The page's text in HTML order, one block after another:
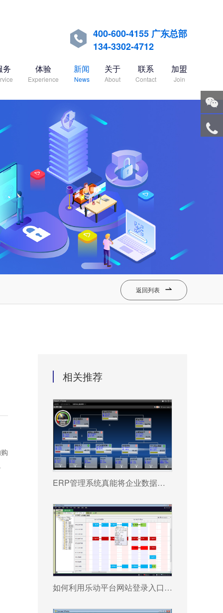

400-600-4155 广东总部
134-3302-4712
务 体验
Experience
新闻
News
关于
About
联系
Contact
加盟
Join
返回列表 
相关推荐
ERP管理系统真能将企业数据转化为可执行决策吗?
如何利用乐动平台网站登录入口_乐动（中国） 系统更好提升企业运营效率?
微信